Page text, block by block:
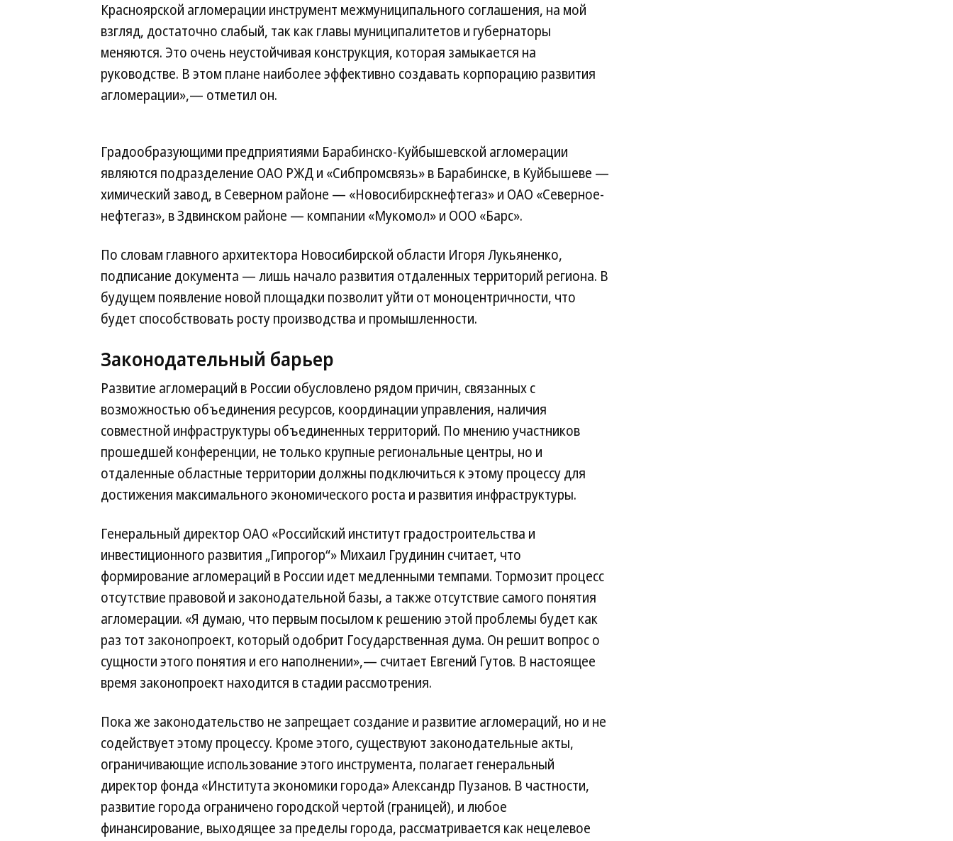
Красноярской агломерации инструмент межмуниципального соглашения, на мой
взгляд, достаточно слабый, так как главы муниципалитетов и губернаторы
меняются. Это очень неустойчивая конструкция, которая замыкается на
руководстве. В этом плане наиболее эффективно создавать корпорацию развития
агломерации»,— отметил он.
Градообразующими предприятиями Барабинско-Куйбышевской агломерации
являются подразделение ОАО РЖД и «Сибпромсвязь» в Барабинске, в Куйбышеве —
химический завод, в Северном районе — «Новосибирскнефтегаз» и ОАО «Северное­
нефтегаз», в Здвинском районе — компании «Мукомол» и ООО «Барс».
По словам главного архитектора Новосибирской области Игоря Лукьяненко,
подписание документа — лишь начало развития отдаленных территорий региона. В
будущем появление новой площадки позволит уйти от моноцентричности, что
будет способствовать росту производства и промышленности.
Законодательный барьер
Развитие агломераций в России обусловлено рядом причин, связанных с
возможностью объединения ресурсов, координации управления, наличия
совместной инфраструктуры объединенных территорий. По мнению участников
прошедшей конференции, не только крупные региональные центры, но и
отдаленные областные территории должны подключиться к этому процессу для
достижения максимального экономического роста и развития инфраструктуры.
Генеральный директор ОАО «Российский институт градостроительства и
инвестиционного развития „Гипрогор“» Михаил Грудинин считает, что
формирование агломераций в России идет медленными темпами. Тормозит процесс
отсутствие правовой и законодательной базы, а также отсутствие самого понятия
агломерации. «Я думаю, что первым посылом к решению этой проблемы будет как
раз тот законопроект, который одобрит Государственная дума. Он решит воп­рос о
сущности этого понятия и его наполнении»,— считает Евгений Гутов. В настоящее
время законопроект находится в стадии рассмотрения.
Пока же законодательство не запрещает создание и развитие агломераций, но и не
содействует этому процессу. Кроме этого, существуют законодательные акты,
ограничивающие использование этого инструмента, полагает генеральный
директор фонда «Института экономики города» Александр Пузанов. В частности,
развитие города ограничено городской чертой (границей), и любое
финансирование, выходящее за пределы города, рассматривается как нецелевое